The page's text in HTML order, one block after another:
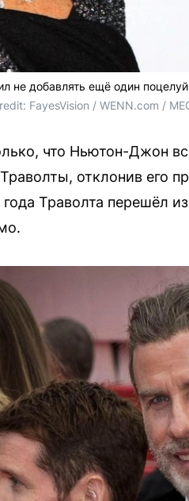
не добавлять ещё один
FayesVision / WENN.com /
что Ньютон-Джон
отклонив его
Траволта перешёл